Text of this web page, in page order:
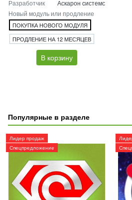
Разработчик
Аскарон cистемс
Новый модуль или продление
ПОКУПКА НОВОГО МОДУЛЯ
ПРОДЛЕНИЕ НА 12 МЕСЯЦЕВ
В корзину
Популярные в разделе
Лидер продаж
Спецпредложение